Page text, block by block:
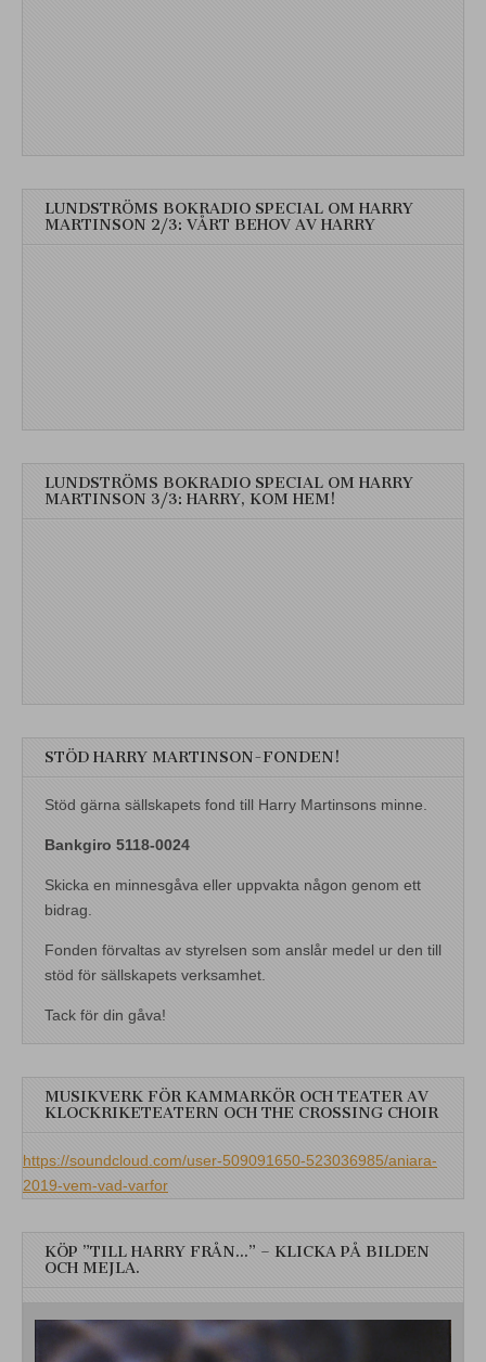
LUNDSTRÖMS BOKRADIO SPECIAL OM HARRY
MARTINSON 2/3: VÅRT BEHOV AV HARRY
LUNDSTRÖMS BOKRADIO SPECIAL OM HARRY
MARTINSON 3/3: HARRY, KOM HEM!
STÖD HARRY MARTINSON-FONDEN!
Stöd gärna sällskapets fond till Harry Martinsons minne.
Bankgiro 5118-0024
Skicka en minnesgåva eller uppvakta någon genom ett
bidrag.
Fonden förvaltas av styrelsen som anslår medel ur den till
stöd för sällskapets verksamhet.
Tack för din gåva!
MUSIKVERK FÖR KAMMARKÖR OCH TEATER AV
KLOCKRIKETEATERN OCH THE CROSSING CHOIR
https://soundcloud.com/user-509091650-523036985/aniara-
2019-vem-vad-varfor
KÖP ”TILL HARRY FRÅN…” – KLICKA PÅ BILDEN
OCH MEJLA.